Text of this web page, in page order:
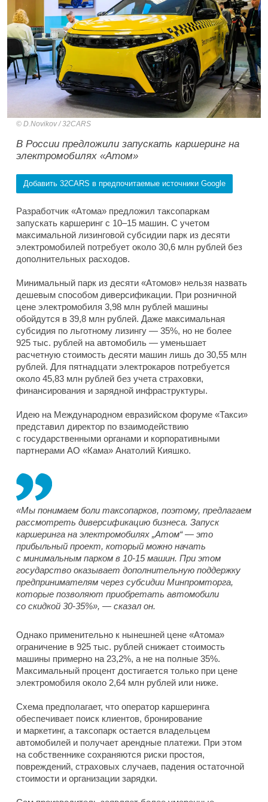
D.Novikov / 32CARS
В России предложили запускать каршеринг на
электромобилях «Атом»
Добавить 32CARS в предпочитаемые источники Google
Разработчик «Атома» предложил таксопаркам
запускать каршеринг с 10–15 машин. С учетом
максимальной лизинговой субсидии парк из десяти
электромобилей потребует около 30,6 млн рублей без
дополнительных расходов.
Минимальный парк из десяти «Атомов» нельзя назвать
дешевым способом диверсификации. При розничной
цене электромобиля 3,98 млн рублей машины
обойдутся в 39,8 млн рублей. Даже максимальная
субсидия по льготному лизингу — 35%, но не более
925 тыс. рублей на автомобиль — уменьшает
расчетную стоимость десяти машин лишь до 30,55 млн
рублей. Для пятнадцати электрокаров потребуется
около 45,83 млн рублей без учета страховки,
финансирования и зарядной инфраструктуры.
Идею на Международном евразийском форуме «Такси»
представил директор по взаимодействию
с государственными органами и корпоративными
партнерами АО «Кама» Анатолий Кияшко.
«Мы понимаем боли таксопарков, поэтому, предлагаем
рассмотреть диверсификацию бизнеса. Запуск
каршеринга на электромобилях „Атом“ — это
прибыльный проект, который можно начать
с минимальным парком в 10-15 машин. При этом
государство оказывает дополнительную поддержку
предпринимателям через субсидии Минпромторга,
которые позволяют приобретать автомобили
со скидкой 30-35%», — сказал он.
Однако применительно к нынешней цене «Атома»
ограничение в 925 тыс. рублей снижает стоимость
машины примерно на 23,2%, а не на полные 35%.
Максимальный процент достигается только при цене
электромобиля около 2,64 млн рублей или ниже.
Схема предполагает, что оператор каршеринга
обеспечивает поиск клиентов, бронирование
и маркетинг, а таксопарк остается владельцем
автомобилей и получает арендные платежи. При этом
на собственнике сохраняются риски простоя,
повреждений, страховых случаев, падения остаточной
стоимости и организации зарядки.